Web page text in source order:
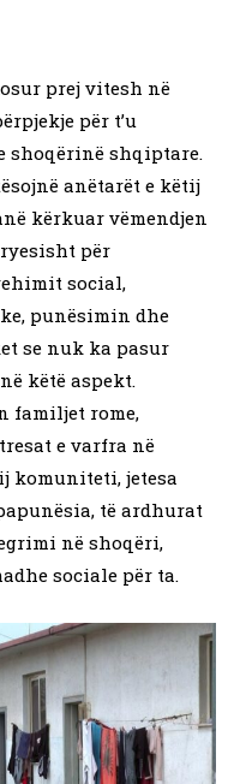
prej vitesh në
për t’u
shoqërinë shqiptare.
anëtarët e këtij
kërkuar vëmendjen
për
social,
punësimin dhe
se nuk ka pasur
këtë aspekt.
familjet rome,
e varfra në
komuniteti, jetesa
të ardhurat
në shoqëri,
sociale për ta.